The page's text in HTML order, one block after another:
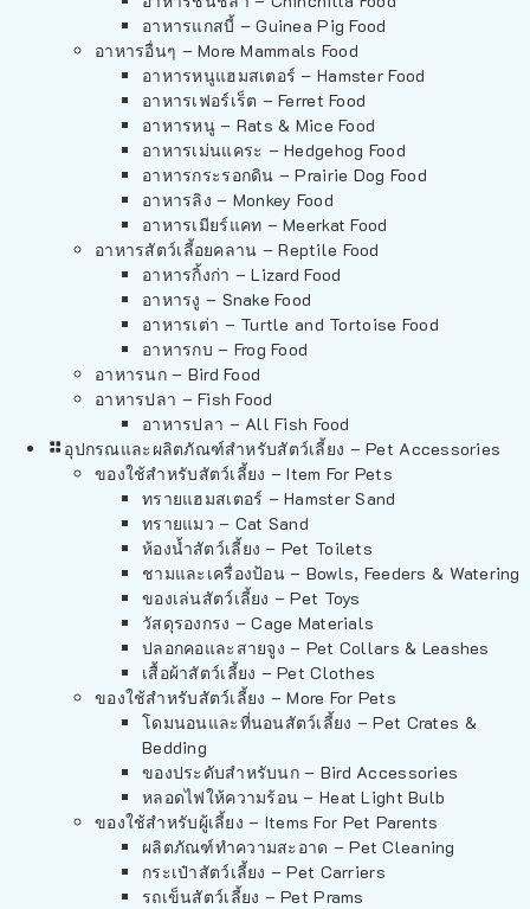
อาหารแกสบี้ – Guinea Pig Food
อาหารอื่นๆ – More Mammals Food
อาหารหนูแฮมสเตอร์ – Hamster Food
อาหารเฟอร์เร็ต – Ferret Food
อาหารหนู – Rats & Mice Food
อาหารเม่นแคระ – Hedgehog Food
อาหารกระรอกดิน – Prairie Dog Food
อาหารลิง – Monkey Food
อาหารเมียร์แคท – Meerkat Food
อาหารสัตว์เลี้อยคลาน – Reptile Food
อาหารกิ้งก่า – Lizard Food
อาหารงู – Snake Food
อาหารเต่า – Turtle and Tortoise Food
อาหารกบ – Frog Food
อาหารนก – Bird Food
อาหารปลา – Fish Food
อาหารปลา – All Fish Food
อุปกรณและผลิตภัณฑ์สำหรับสัตว์เลี้ยง – Pet Accessories
ของใช้สำหรับสัตว์เลี้ยง – Item For Pets
ทรายแฮมสเตอร์ – Hamster Sand
ทรายแมว – Cat Sand
ห้องน้ำสัตว์เลี้ยง – Pet Toilets
ชามและเครื่องป้อน – Bowls, Feeders & Watering
ของเล่นสัตว์เลี้ยง – Pet Toys
วัสดุรองกรง – Cage Materials
ปลอกคอและสายจูง – Pet Collars & Leashes
เสื้อผ้าสัตว์เลี้ยง – Pet Clothes
ของใช้สำหรับสัตว์เลี้ยง – More For Pets
โดมนอนและที่นอนสัตว์เลี้ยง – Pet Crates &
Bedding
ของประดับสำหรับนก – Bird Accessories
หลอดไฟให้ความร้อน – Heat Light Bulb
ของใช้สำหรับผู้เลี้ยง – Items For Pet Parents
ผลิตภัณฑ์ทำความสะอาด – Pet Cleaning
กระเป๋าสัตว์เลี้ยง – Pet Carriers
รถเข็นสัตว์เลี้ยง – Pet Prams